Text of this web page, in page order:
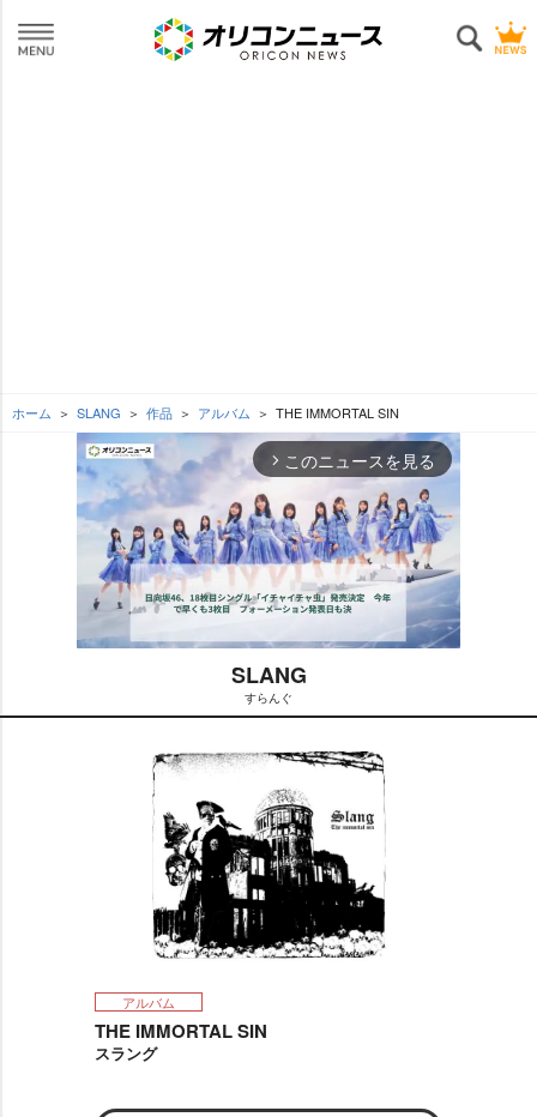
ホーム SLANG 作品 アルバム THE IMMORTAL SIN
arrow_forward_ios このニュースを見る
M
t
e
SLANG
すらんぐ
アルバム
THE IMMORTAL SIN
スラング